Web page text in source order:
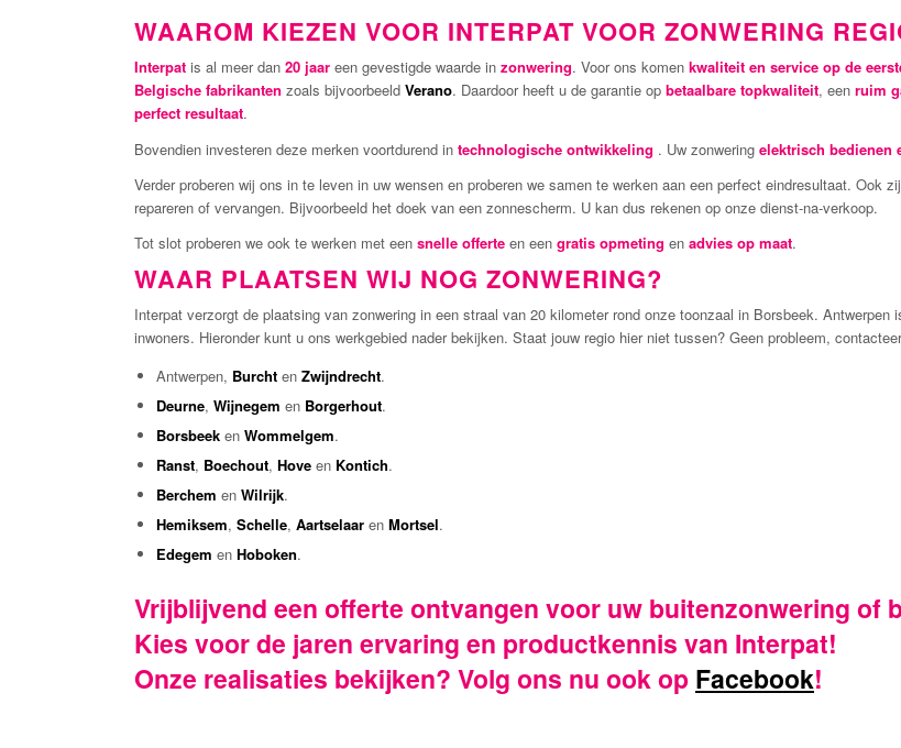
WAAROM KIEZEN VOOR INTERPAT VOOR ZONWERING
Interpat is al meer dan 20 jaar een gevestigde waarde in zonwering. Voor ons komen kwaliteit en service op de
Belgische fabrikanten zoals bijvoorbeeld Verano. Daardoor heeft u de garantie op betaalbare topkwaliteit, een ruim
perfect resultaat.
Bovendien investeren deze merken voortdurend in technologische ontwikkeling . Uw zonwering elektrisch bedienen
Verder proberen wij ons in te leven in uw wensen en proberen we samen te werken aan een perfect eindresultaat. Ook
repareren of vervangen. Bijvoorbeeld het doek van een zonnescherm. U kan dus rekenen op onze dienst-na-verkoop.
Tot slot proberen we ook te werken met een snelle offerte en een gratis opmeting en advies op maat.
WAAR PLAATSEN WIJ NOG ZONWERING?
Interpat verzorgt de plaatsing van zonwering in een straal van 20 kilometer rond onze toonzaal in Borsbeek.
inwoners. Hieronder kunt u ons werkgebied nader bekijken. Staat jouw regio hier niet tussen? Geen probleem,
Antwerpen, Burcht en Zwijndrecht.
Deurne, Wijnegem en Borgerhout.
Borsbeek en Wommelgem.
Ranst, Boechout, Hove en Kontich.
Berchem en Wilrijk.
Hemiksem, Schelle, Aartselaar en Mortsel.
Edegem en Hoboken.
Vrijblijvend een offerte ontvangen voor uw buitenzonwering of
Kies voor de jaren ervaring en productkennis van Interpat!
Onze realisaties bekijken? Volg ons nu ook op Facebook!